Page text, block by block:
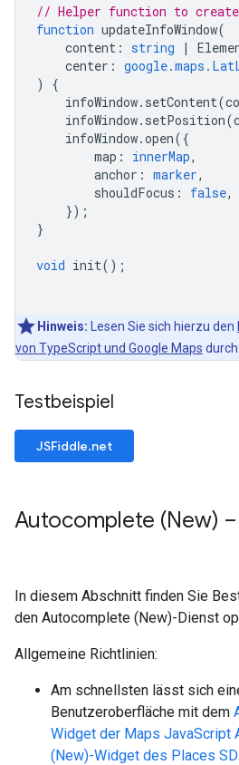
// Helper function to create
function updateInfoWindow(
content : string |
center :
)
{
infoWindow. setContent(
infoWindow. setPosition(
infoWindow.open({
map : innerMap,
anchor : marker,
shouldFocus : false,
});
}
void init();
Hinweis: Lesen Sie sich hierzu den
von TypeScript und Google Maps durch.
Testbeispiel
JSFiddle.net
Autocomplete (New)
In diesem Abschnitt finden Sie
den Autocomplete (New)-Dienst
Allgemeine Richtlinien:
Am schnellsten lässt sich
Benutzeroberfläche mit dem
Widget der Maps JavaScript
(New)-Widget des Places